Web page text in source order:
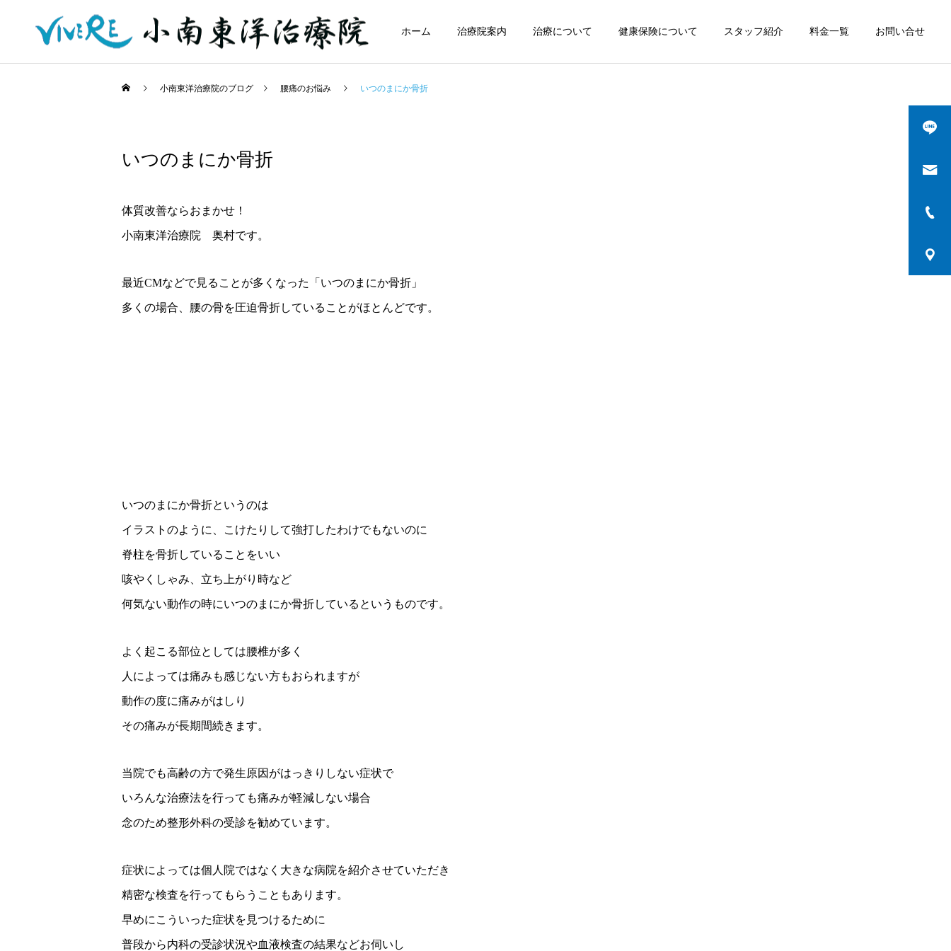
ホーム 治療院案内 治療について 健康保険について スタッフ紹介 料金一覧 お問い合せ
小南東洋治療院のブログ 腰痛のお悩み いつのまにか骨折
いつのまにか骨折
体質改善ならおまかせ！
小南東洋治療院 奥村です。
最近CMなどで見ることが多くなった「いつのまにか骨折」
多くの場合、腰の骨を圧迫骨折していることがほとんどです。
いつのまにか骨折というのは
イラストのように、こけたりして強打したわけでもないのに
脊柱を骨折していることをいい
咳やくしゃみ、立ち上がり時など
何気ない動作の時にいつのまにか骨折しているというものです。
よく起こる部位としては腰椎が多く
人によっては痛みも感じない方もおられますが
動作の度に痛みがはしり
その痛みが長期間続きます。
当院でも高齢の方で発生原因がはっきりしない症状で
いろんな治療法を行っても痛みが軽減しない場合
念のため整形外科の受診を勧めています。
症状によっては個人院ではなく大きな病院を紹介させていただき
精密な検査を行ってもらうこともあります。
早めにこういった症状を見つけるために
普段から内科の受診状況や血液検査の結果などお伺いし